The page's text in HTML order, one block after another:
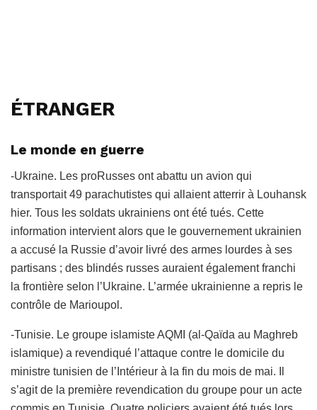
ÉTRANGER
Le monde en guerre
-Ukraine. Les proRusses ont abattu un avion qui
transportait 49 parachutistes qui allaient atterrir à Louhansk
hier. Tous les soldats ukrainiens ont été tués. Cette
information intervient alors que le gouvernement ukrainien
a accusé la Russie d’avoir livré des armes lourdes à ses
partisans ; des blindés russes auraient également franchi
la frontière selon l’Ukraine. L’armée ukrainienne a repris le
contrôle de Marioupol.
-Tunisie. Le groupe islamiste AQMI (al-Qaïda au Maghreb
islamique) a revendiqué l’attaque contre le domicile du
ministre tunisien de l’Intérieur à la fin du mois de mai. Il
s’agit de la première revendication du groupe pour un acte